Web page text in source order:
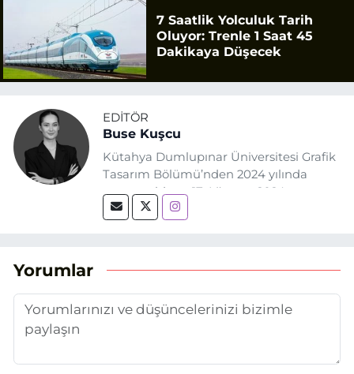
7 Saatlik Yolculuk Tarih
Oluyor: Trenle 1 Saat 45
Dakikaya Düşecek
EDITÖR
Buse Kuşcu
Kütahya Dumlupınar Üniversitesi Grafik
Tasarım Bölümü’nden 2024 yılında
mezun oldum. 17 Ağustos 2024
tarihinde, Grafik Tasarım alanında staj
adım attım.
Yorumlar